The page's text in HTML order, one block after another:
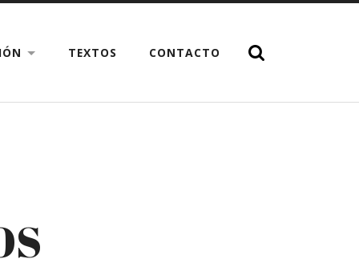
TEXTOS CONTACTO